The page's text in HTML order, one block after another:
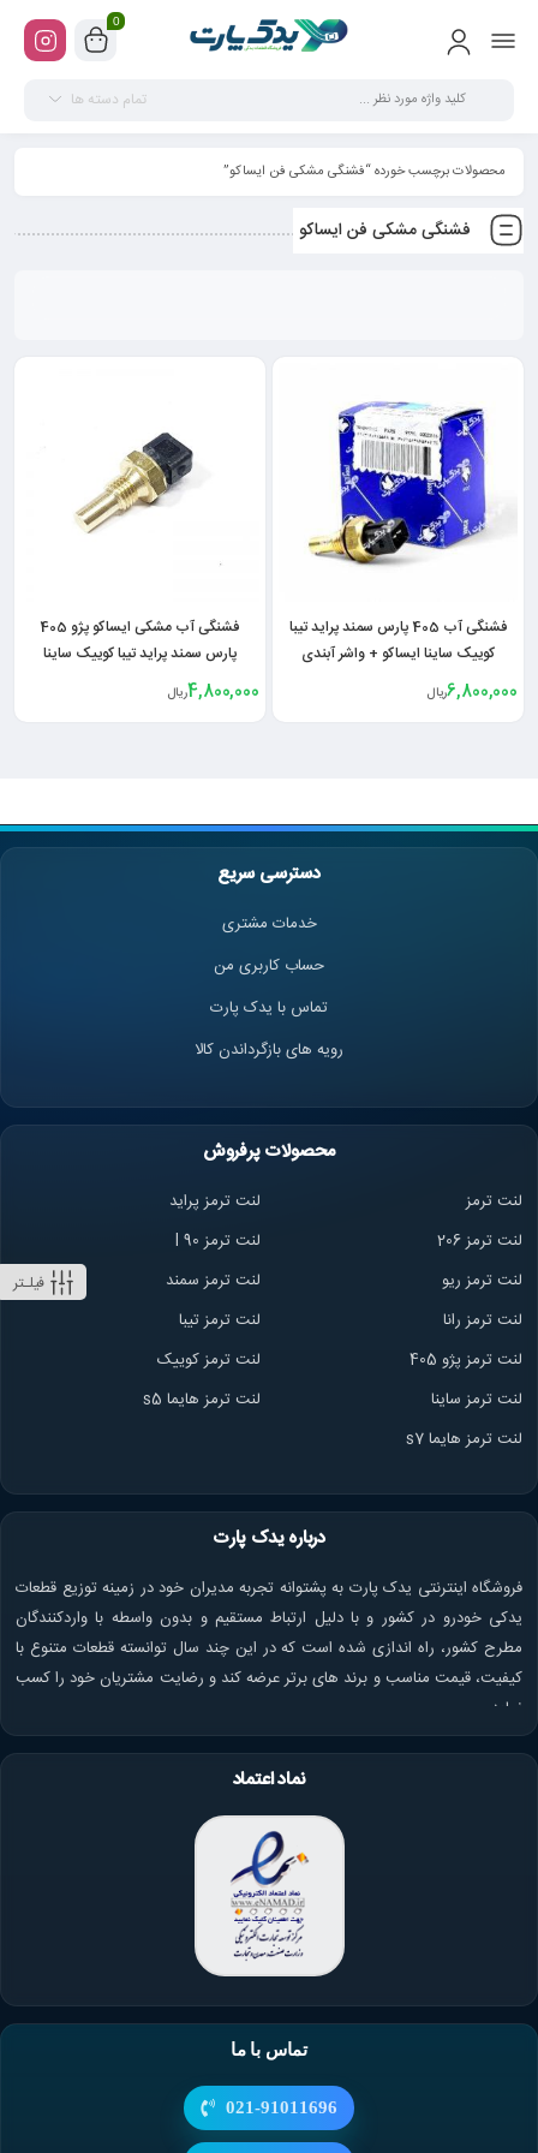
0
تمام دسته ها
محصولات برچسب خورده “فشنگی مشکی فن ایساکو”
فشنگی مشکی فن ایساکو
فیلـتر
فشنگی آب 405 پارس سمند پراید تیبا
کوییک ساینا ایساکو + واشر آبندی
6,800,000ریال
فشنگی آب مشکی ایساکو پژو 405
پارس سمند پراید تیبا کوییک ساینا
4,800,000ریال
دسترسی سریع
خدمات مشتری
حساب کاربری من
تماس با یدک پارت
رویه های بازگرداندن کالا
محصولات پرفروش
لنت ترمز
لنت ترمز پراید
لنت ترمز 206
لنت ترمز l 90
لنت ترمز ریو
لنت ترمز سمند
لنت ترمز رانا
لنت ترمز تیبا
لنت ترمز پژو 405
لنت ترمز کوییک
لنت ترمز ساینا
لنت ترمز هایما s5
لنت ترمز هایما s7
درباره یدک پارت
فروشگاه اینترنتی یدک پارت به پشتوانه تجربه مدیران خود در زمینه توزیع قطعات
یدکی خودرو در کشور و با دلیل ارتباط مستقیم و بدون واسطه با واردکنندگان
مطرح کشور، راه اندازی شده است که در این چند سال توانسته قطعات متنوع با
کیفیت، قیمت مناسب و برند های برتر عرضه کند و رضایت مشتریان خود را کسب
نماید.
نماد اعتماد
تماس با ما
021-91011696